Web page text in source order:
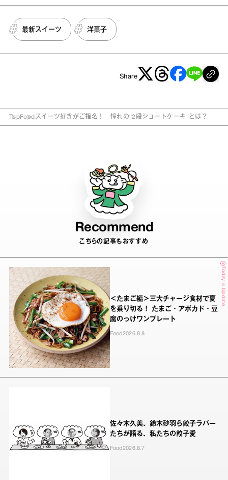
最新スイーツ 洋菓子
Share
TopFood スイーツ好きがご指名！ 憧れの“2段ショートケーキ”とは？
Recommend
こちらの記事もおすすめ
Today's Update
＜たまご編＞三大チャージ食材で夏
を乗り切る！ たまご・アボカド・豆
腐のっけワンプレート
Food2026.8.8
佐々木久美、鈴木砂羽ら餃子ラバー
たちが語る、私たちの餃子愛
Food2026.8.7